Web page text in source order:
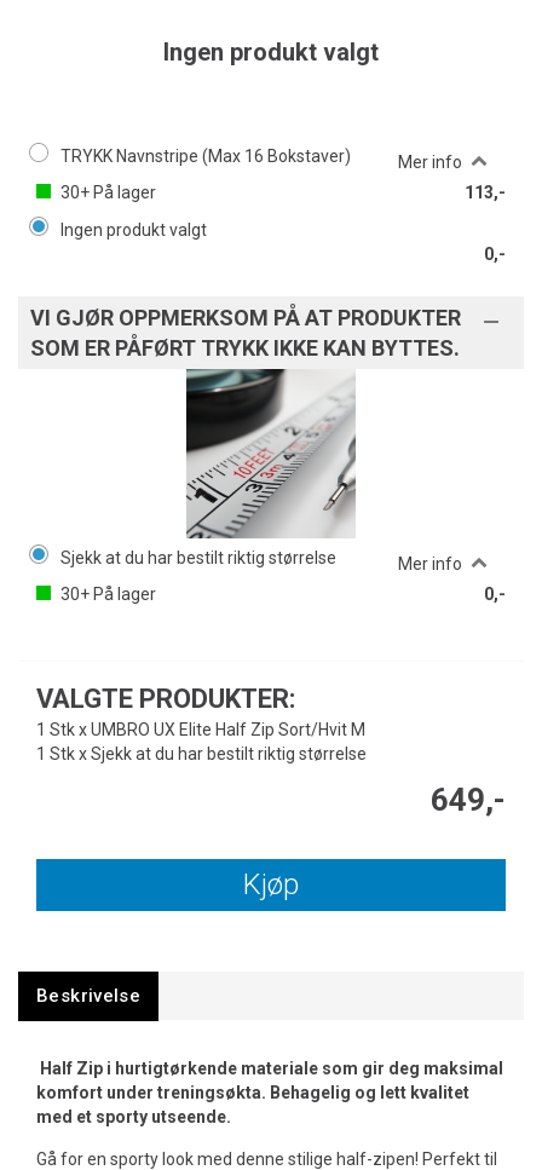
Ingen produkt valgt
TRYKK Navnstripe (Max 16 Bokstaver)
Mer info
30+ På lager
113,-
Ingen produkt valgt
0,-
VI GJØR OPPMERKSOM PÅ AT PRODUKTER
SOM ER PÅFØRT TRYKK IKKE KAN BYTTES.
Sjekk at du har bestilt riktig størrelse
Mer info
30+ På lager 0,-
VALGTE PRODUKTER:
1 Stk x UMBRO UX Elite Half Zip Sort/Hvit M
1 Stk x Sjekk at du har bestilt riktig størrelse
649,-
Kjøp
Beskrivelse
Half Zip i hurtigtørkende materiale som gir deg maksimal
komfort under treningsøkta. Behagelig og lett kvalitet
med et sporty utseende.
Gå for en sporty look med denne stilige half-zipen! Perfekt til